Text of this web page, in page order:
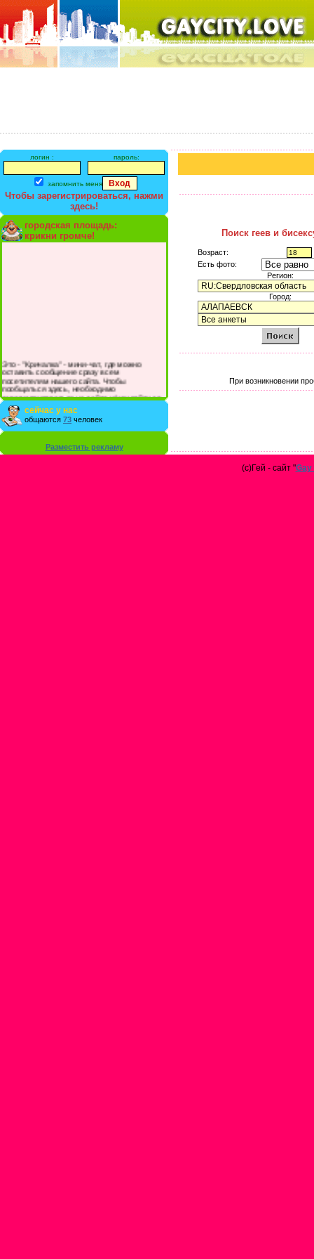
логин : пароль:
запомнить меня
Чтобы зарегистрироваться, нажми
здесь!
городская площадь:
крикни громче!
Это - "Кричалка" - мини-чат, где можно
оставить сообщение сразу всем
посетителям нашего сайта. Чтобы
пообщаться здесь, необходимо
зарегистрироваться на сайте и/или войти со
своими логином и паролем.
сейчас у нас
общаются 73 человек
Разместить рекламу
Поиск геев и
Возраст:
Есть фото:
Регион:
Город:
При возникновении
(с)Гей - сайт "Gay